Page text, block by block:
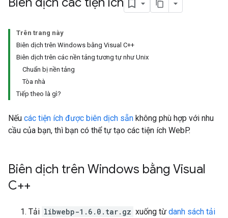
Trên trang này
Biên dịch trên Windows bằng Visual C++
Biên dịch trên các nền tảng tương tự như Unix
Chuẩn bị nền tảng
Tòa nhà
Tiếp theo là gì?
Nếu các tiện ích được biên dịch sẵn không phù hợp với nhu
cầu của bạn, thì bạn có thể tự tạo các tiện ích WebP.
Biên dịch trên Windows bằng Visual
C++
Tải libwebp-1.6.0.tar.gz xuống từ danh sách tải